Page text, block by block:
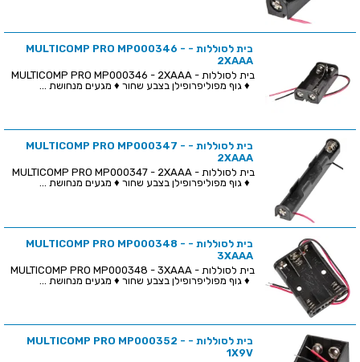
בית לסוללות - MULTICOMP PRO MP000346 -
2XAAA
בית לסוללות - MULTICOMP PRO MP000346 - 2XAAA
♦ גוף מפוליפרופילן בצבע שחור ♦ מגעים מנחושת ...
בית לסוללות - MULTICOMP PRO MP000347 -
2XAAA
בית לסוללות - MULTICOMP PRO MP000347 - 2XAAA
♦ גוף מפוליפרופילן בצבע שחור ♦ מגעים מנחושת ...
בית לסוללות - MULTICOMP PRO MP000348 -
3XAAA
בית לסוללות - MULTICOMP PRO MP000348 - 3XAAA
♦ גוף מפוליפרופילן בצבע שחור ♦ מגעים מנחושת ...
בית לסוללות - MULTICOMP PRO MP000352 -
1X9V